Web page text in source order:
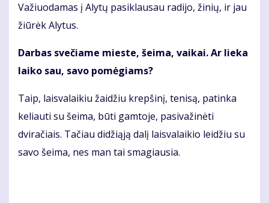
Važiuodamas į Alytų pasiklausau radijo, žinių, ir jau
žiūrėk Alytus.
Darbas svečiame mieste, šeima, vaikai. Ar lieka
laiko sau, savo pomėgiams?
Taip, laisvalaikiu žaidžiu krepšinį, tenisą, patinka
keliauti su šeima, būti gamtoje, pasivažinėti
dviračiais. Tačiau didžiąją dalį laisvalaikio leidžiu su
savo šeima, nes man tai smagiausia.